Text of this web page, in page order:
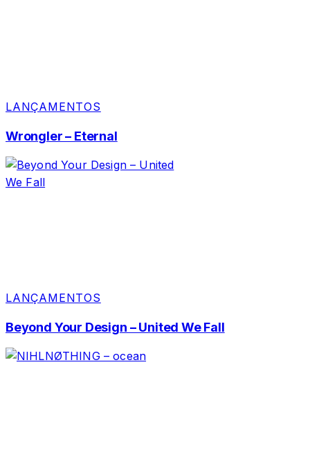
LANÇAMENTOS
Wrongler – Eternal
LANÇAMENTOS
Beyond Your Design – United We Fall